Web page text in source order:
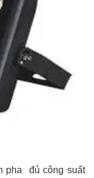
pha đủ công suất